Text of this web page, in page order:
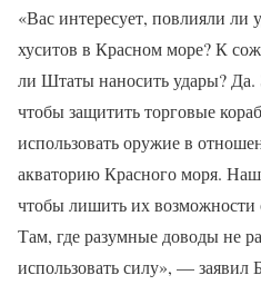
«Вас интересует, повлияли
хуситов в Красном море? К
ли Штаты наносить удары? Да.
чтобы защитить торговые
использовать оружие в
акваторию Красного моря.
чтобы лишить их возможности
Там, где разумные доводы не
использовать силу», — заявил